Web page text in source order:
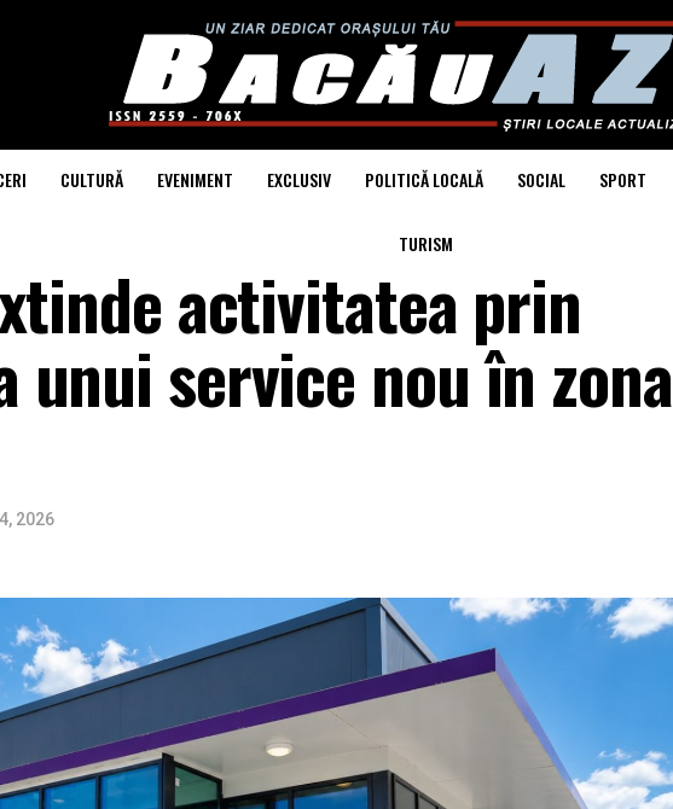
CULTURĂ EVENIMENT EXCLUSIV POLITICĂ LOCALĂ SOCIAL SPORT
TURISM
activitatea prin
unui service nou în zona
2026